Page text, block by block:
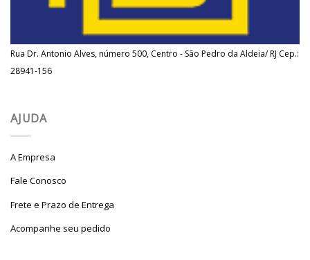
Rua Dr. Antonio Alves, número 500, Centro - São Pedro da Aldeia/ RJ Cep.:
28941-156
AJUDA
A Empresa
Fale Conosco
Frete e Prazo de Entrega
Acompanhe seu pedido